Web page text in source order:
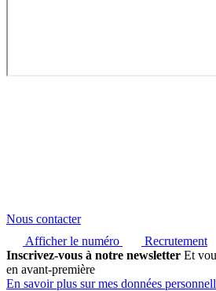
Nous contacter
Afficher le numéro
Recrutement
Inscrivez-vous à notre newsletter Et
en avant-première
En savoir plus sur mes données